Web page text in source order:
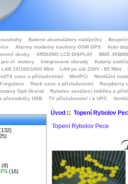
Baterie akumulátory nabíječky
Alarmy modemy trackery GSM GPS
Auto
desky
ARDUINO LCD DISPLAY
BMS
el. motory
Integrované obvody
Kabely
LAN 10/100/1000 Mbit LAN po síti 230V - 85 Mbit
case a příslušenství MiniPCI
Montážní
regulace Rack case a příslušenství
Raspberry
Opti Hi-end
Rybolov zavážecí lodička a přísl
převodníky USB
TV příslušenství i k UPC
(8)
(16)
Úvod:: Topení Rybolov
Topení Rybolov Pece